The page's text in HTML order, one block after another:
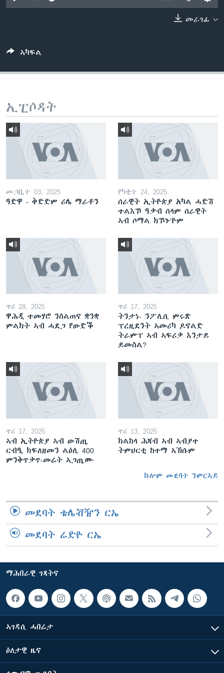
ቂሔ ጽልሚ
መራገፊ
ኣካፍል
ኢፒሶዳት
መጋቢት 03, 2025
ዓድዋ - ቅድድም ሪሌ ማራቶን
የካቲት 24, 2025
ሰራዊት ኢትዮጵያ አካል ሓድሽ
ተልእኾ ዓቃብ ሰላም ሰራዊት
ኣብ ሶማል ክኾኑ'ዮም
ጥሪ 28, 2025
ዋሕዲ ተመሃሮ ንስልጠና ቋንቋ
ምልክት ኣብ ሓደጋ የውድቕ
ጥሪ 17, 2025
ትንታነ- ንፖሊሲ ምሩጽ
ፕረዚደንት ኣመሪካ ዶናልድ
ትራምፕ ኣብ ኣፍሪቃ እንታይ
ይመስል?
ጥሪ 17, 2025
ኣብ ኢትዮጵያ ኣብ ውሽጢ
ርብዒ ክፍለዘመን ልዕሊ 400
ምንቅጥቃጥ-መሬት ኣጋጢሙ
ጥሪ 13, 2025
ክልከላ ሕጃብ ኣብ ኣብያተ
ትምህርቲ ከተማ ኣኽሱም
ኩሎም መደባት ንምርኣይ
መደባት ቴሌቭዥን ርኤ
መደባት ሬድዮ ርኤ
ማሕበራዊ ገጻትና
ኣገዳሲ ሓበሬታ
ዕለታዊ ዜና